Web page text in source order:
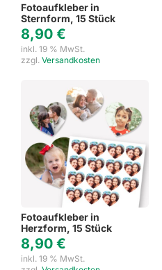
Fotoaufkleber in
Sternform, 15 Stück
8,90 €
inkl. 19 % MwSt.
zzgl. Versandkosten
Fotoaufkleber in
Herzform, 15 Stück
8,90 €
inkl. 19 % MwSt.